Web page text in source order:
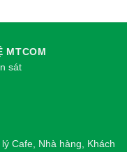
MTCOM
sát
Cafe, Nhà hàng, Khách